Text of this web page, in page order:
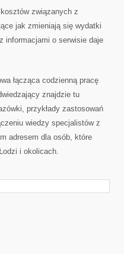
związanych z
jak zmieniają się wydatki
informacjami o serwisie daje
łącząca codzienną pracę
znajdzie tu
przykłady zastosowań
wiedzy specjalistów z
adresem dla osób, które
i okolicach.